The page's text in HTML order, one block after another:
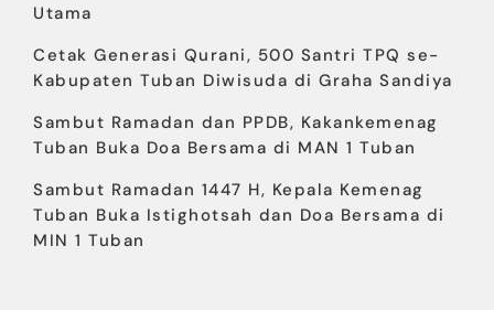
Utama
Cetak Generasi Qurani, 500 Santri TPQ se-
Kabupaten Tuban Diwisuda di Graha Sandiya
Sambut Ramadan dan PPDB, Kakankemenag
Tuban Buka Doa Bersama di MAN 1 Tuban
Sambut Ramadan 1447 H, Kepala Kemenag
Tuban Buka Istighotsah dan Doa Bersama di
MIN 1 Tuban